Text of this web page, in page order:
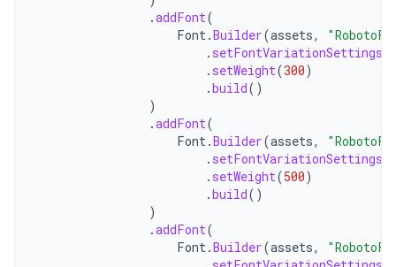
.addFont(
Font.Builder(assets,
. setFontVariationSettings
. setWeight(300)
.build()
)
.addFont(
Font.Builder(assets,
. setFontVariationSettings
. setWeight(500)
.build()
)
.addFont(
Font.Builder(assets,